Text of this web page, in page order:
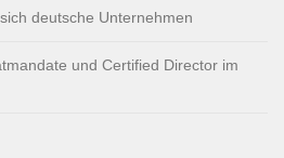
deutsche Unternehmen
und Certified Director im